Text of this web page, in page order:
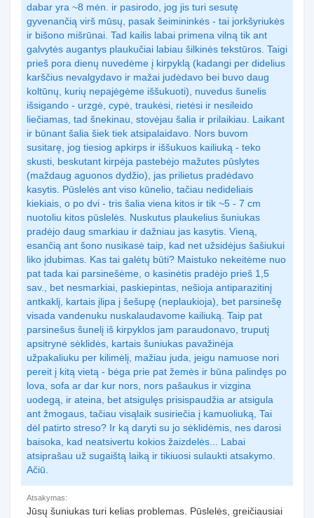
dabar yra ~8 mėn. ir pasirodo, jog jis turi sesutę
gyvenančią virš mūsų, pasak šeimininkės - tai jorkšyriukės
ir bišono mišrūnai. Tad kailis labai primena vilną tik ant
galvytės augantys plaukučiai labiau šilkinės tekstūros. Taigi
prieš pora dienų nuvedėme į kirpyklą (kadangi per didelius
karščius nevalgydavo ir mažai judėdavo bei buvo daug
koltūnų, kurių nepajėgėme iššukuoti), nuvedus šunelis
išsigando - urzgė, cypė, traukėsi, rietėsi ir nesileido
liečiamas, tad šnekinau, stovėjau šalia ir prilaikiau. Laikant
ir būnant šalia šiek tiek atsipalaidavo. Nors buvom
susitarę, jog tiesiog apkirps ir iššukuos kailiuką - teko
skusti, beskutant kirpėja pastebėjo mažutes pūslytes
(maždaug aguonos dydžio), jas prilietus pradėdavo
kasytis. Pūslelės ant viso kūnelio, tačiau nedideliais
kiekiais, o po dvi - tris šalia viena kitos ir tik ~5 - 7 cm
nuotoliu kitos pūslelės. Nuskutus plaukelius šuniukas
pradėjo daug smarkiau ir dažniau jas kasytis. Vieną,
esančią ant šono nusikasė taip, kad net užsidėjus šašiukui
liko įdubimas. Kas tai galėtų būti? Maistuko nekeitėme nuo
pat tada kai parsinešėme, o kasinėtis pradėjo prieš 1,5
sav., bet nesmarkiai, paskiepintas, nešioja antiparazitinį
antkaklį, kartais įlipa į šešupę (neplaukioja), bet parsinešę
visada vandenuku nuskalaudavome kailiuką. Taip pat
parsinešus šunelį iš kirpyklos jam paraudonavo, truputį
apsitrynė sėklidės, kartais šuniukas pavažinėja
užpakaliuku per kilimėlį, mažiau juda, jeigu namuose nori
pereit į kitą vietą - bėga prie pat žemės ir būna palindęs po
lova, sofa ar dar kur nors, nors pašaukus ir vizgina
uodegą, ir ateina, bet atsigulęs prisispaudžia ar atsigula
ant žmogaus, tačiau visąlaik susiriečia į kamuoliuką, Tai
dėl patirto streso? Ir ką daryti su jo sėklidėmis, nes darosi
baisoka, kad neatsivertu kokios žaizdelės... Labai
atsiprašau už sugaištą laiką ir tikiuosi sulaukti atsakymo.
Ačiū.
Atsakymas:
Jūsų šuniukas turi kelias problemas. Pūslelės, greičiausiai